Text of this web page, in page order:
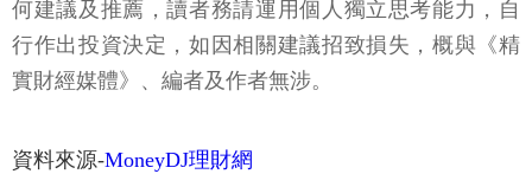
何建議及推薦，讀者務請運用個人獨立思考能力，自
行作出投資決定，如因相關建議招致損失，概與《精
實財經媒體》、編者及作者無涉。
資料來源-MoneyDJ理財網